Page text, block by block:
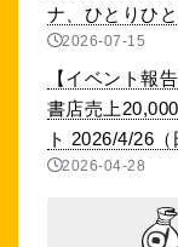
ナ、ひとりひと
2026-07-15
【イベント報
書店売上
ト 2026/4/26（
2026-04-28